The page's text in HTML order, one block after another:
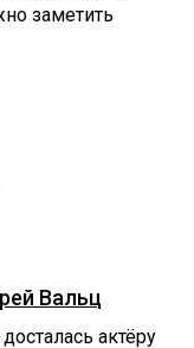
заметить
Вальц
актёру